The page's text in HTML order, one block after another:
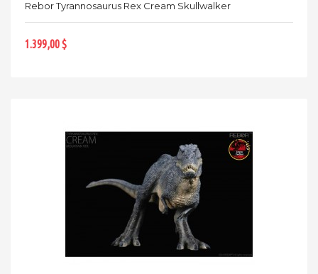
Rebor Tyrannosaurus Rex Cream Skullwalker
1.399,00 $